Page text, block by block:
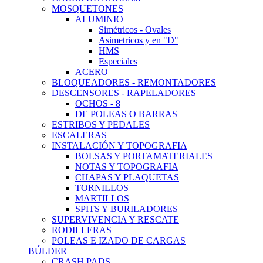
MOSQUETONES
ALUMINIO
Simétricos - Ovales
Asimetricos y en "D"
HMS
Especiales
ACERO
BLOQUEADORES - REMONTADORES
DESCENSORES - RAPELADORES
OCHOS - 8
DE POLEAS O BARRAS
ESTRIBOS Y PEDALES
ESCALERAS
INSTALACIÓN Y TOPOGRAFIA
BOLSAS Y PORTAMATERIALES
NOTAS Y TOPOGRAFIA
CHAPAS Y PLAQUETAS
TORNILLOS
MARTILLOS
SPITS Y BURILADORES
SUPERVIVENCIA Y RESCATE
RODILLERAS
POLEAS E IZADO DE CARGAS
BÚLDER